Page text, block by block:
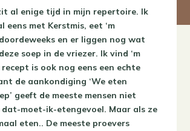
al enige tijd in mijn repertoire. Ik
eens met Kerstmis, eet ‘m
en er liggen nog wat
soep in de vriezer. Ik vind ‘m
is ook nog eens een echte
de aankondiging ‘We eten
geeft de meeste mensen niet
dat-moet-ik-etengevoel. Maar als ze
eten.. De meeste proevers